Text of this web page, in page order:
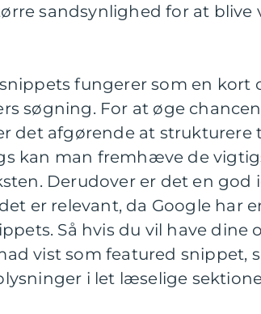
sandsynlighed for at blive
snippets fungerer som en
søgning. For at øge
det afgørende at strukturere
kan man fremhæve de
Derudover er det en god
er relevant, da Google har
Så hvis du vil have dine
vist som featured snippet,
i let læselige